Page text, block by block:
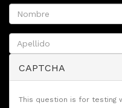
CAPTCHA
This question is for testing